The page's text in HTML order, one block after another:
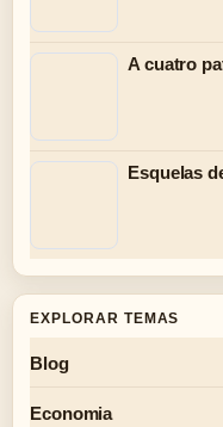
A cuatro
Esquelas
EXPLORAR TEMAS
Blog
Economia